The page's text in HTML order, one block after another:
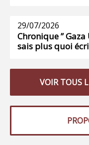
29/07/2026
Chronique ” Gaza
sais plus quoi
VOIR TOUS